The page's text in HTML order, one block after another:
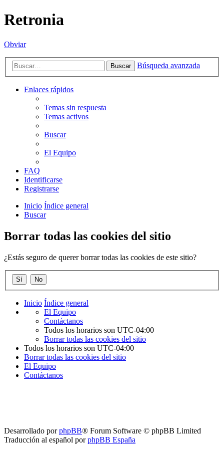
Retronia
Obviar
Buscar Búsqueda avanzada
Enlaces rápidos
Temas sin respuesta
Temas activos
Buscar
El Equipo
FAQ
Identificarse
Registrarse
Inicio Índice general
Buscar
Borrar todas las cookies del sitio
¿Estás seguro de querer borrar todas las cookies de este sitio?
Inicio Índice general
El Equipo
Contáctanos
Todos los horarios son UTC-04:00
Borrar todas las cookies del sitio
Todos los horarios son UTC-04:00
Borrar todas las cookies del sitio
El Equipo
Contáctanos
Desarrollado porphpBB® Forum Software © phpBB Limited
Traducción al español porphpBB España